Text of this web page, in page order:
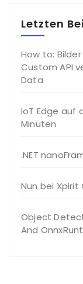
Letzten
How to:
Custom API
Data
IoT Edge auf
Minuten
.NET
Nun bei Xpirit
Object
And